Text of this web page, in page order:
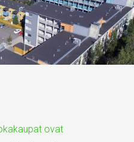
ovat